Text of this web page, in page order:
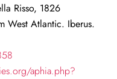
Risso, 1826
West Atlantic. Iberus.
aphia.php?